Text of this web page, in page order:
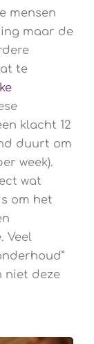
mensen
maar de
te
klacht 12
duurt om
week).
wat
om het
Veel
niet deze